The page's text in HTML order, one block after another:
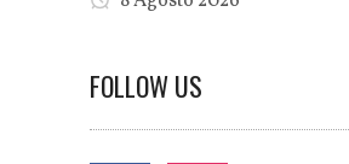
FOLLOW US